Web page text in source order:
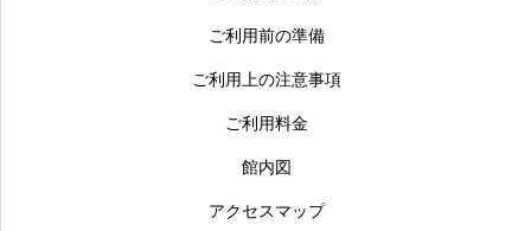
ご利用前の準備
ご利用上の注意事項
ご利用料金
館内図
アクセスマップ